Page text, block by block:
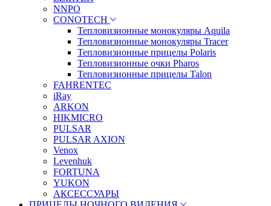
NNPO
CONOTECH
Тепловизионные монокуляры Aquila
Тепловизионные монокуляры Tracer
Тепловизионные прицелы Polaris
Тепловизионные очки Pharos
Тепловизионные прицелы Talon
FAHRENTEC
iRay
ARKON
HIKMICRO
PULSAR
PULSAR AXION
Venox
Levenhuk
FORTUNA
YUKON
АКСЕССУАРЫ